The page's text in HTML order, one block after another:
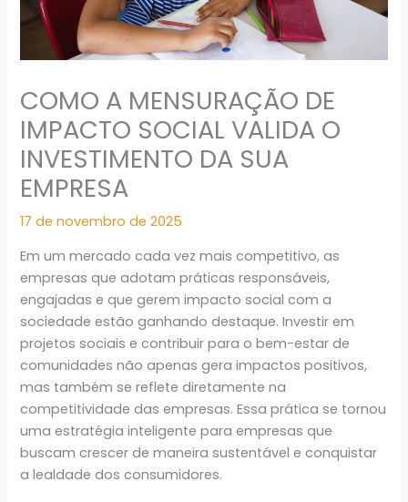
COMO A MENSURAÇÃO DE
IMPACTO SOCIAL VALIDA O
INVESTIMENTO DA SUA
EMPRESA
17 de novembro de 2025
Em um mercado cada vez mais competitivo, as
empresas que adotam práticas responsáveis,
engajadas e que gerem impacto social com a
sociedade estão ganhando destaque. Investir em
projetos sociais e contribuir para o bem-estar de
comunidades não apenas gera impactos positivos,
mas também se reflete diretamente na
competitividade das empresas. Essa prática se tornou
uma estratégia inteligente para empresas que
buscam crescer de maneira sustentável e conquistar
a lealdade dos consumidores.